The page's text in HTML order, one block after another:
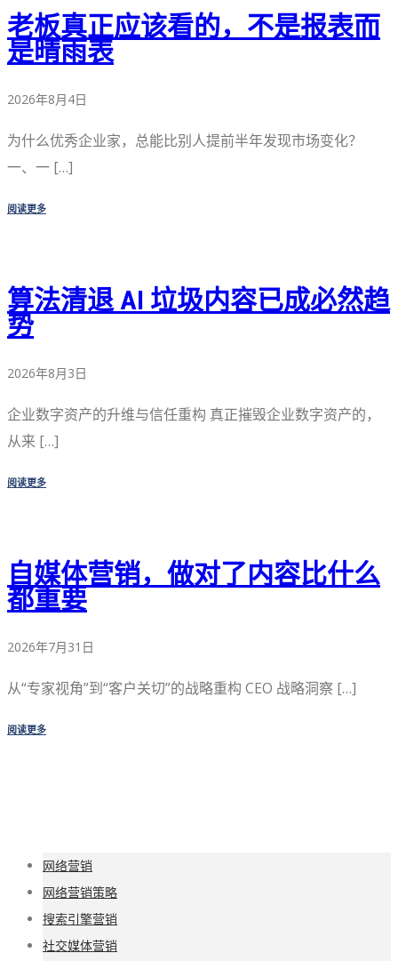
老板真正应该看的，不是报表而
是晴雨表
2026年8月4日
为什么优秀企业家，总能比别人提前半年发现市场变化？
一、一 […]
阅读更多
算法清退 AI 垃圾内容已成必然趋
势
2026年8月3日
企业数字资产的升维与信任重构 真正摧毁企业数字资产的，
从来 […]
阅读更多
自媒体营销，做对了内容比什么
都重要
2026年7月31日
从“专家视角”到“客户关切”的战略重构 CEO 战略洞察 […]
阅读更多
网络营销
网络营销策略
搜索引擎营销
社交媒体营销